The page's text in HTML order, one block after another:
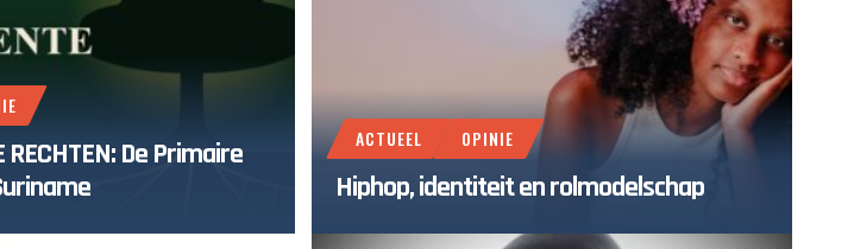
RECHTEN: De Primaire
ACTUEEL OPINIE
Hiphop, identiteit en rolmodelschap